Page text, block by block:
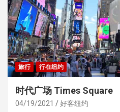
旅行 行在纽约
时代广场 Times Square
04/19/2021 好客纽约